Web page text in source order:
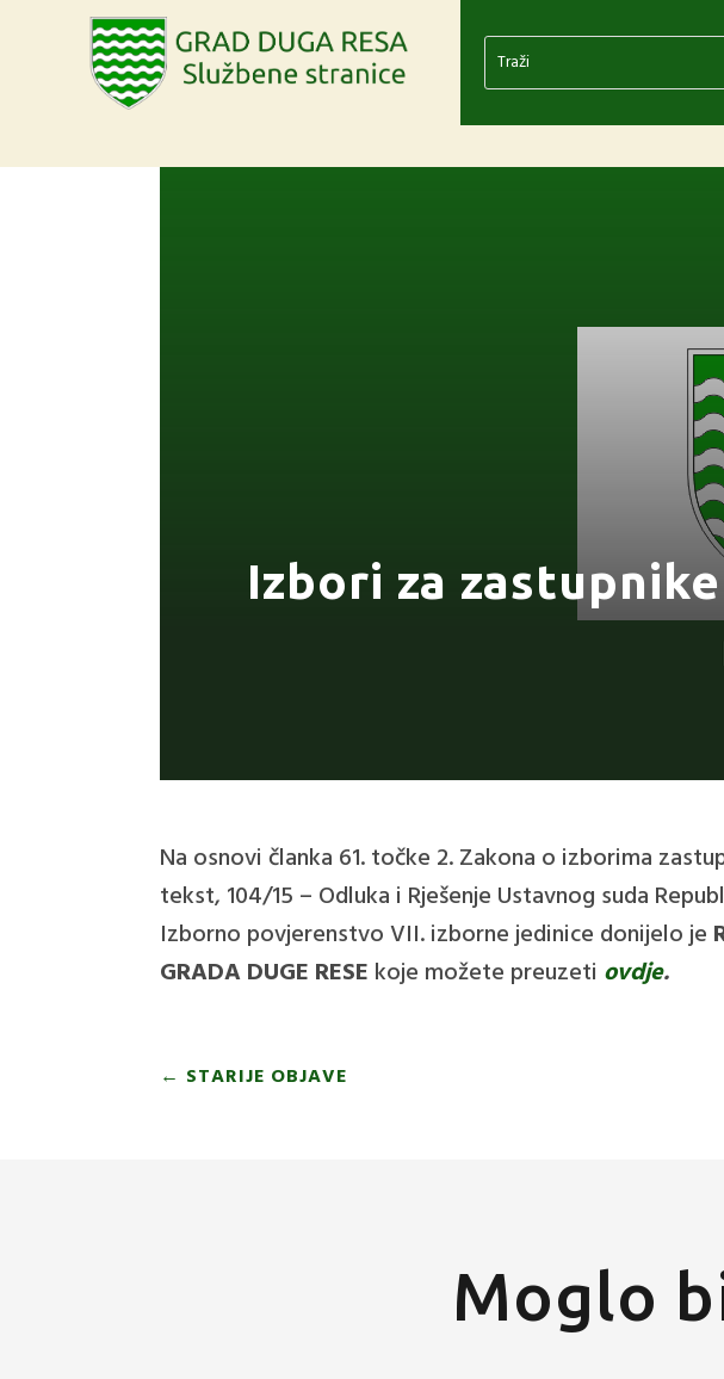
Izbori za
Na osnovi članka 61. točke 2. Zakona o izborima
tekst, 104/15 – Odluka i Rješenje Ustavnog suda
Izborno povjerenstvo VII. izborne jedinice donijelo je
GRADA DUGE RESE koje možete preuzeti ovdje.
← STARIJE OBJAVE
Moglo